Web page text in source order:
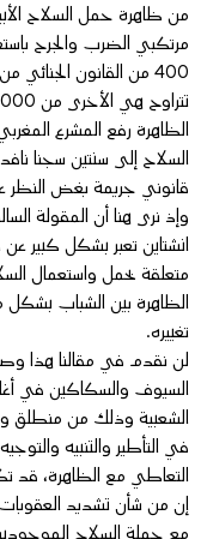
من ظاهرة حمل السلاح
مرتكبي الضرب والجرح
400 من القانون
الظاهرة رفع المشرع
السلاح إلى سنتين سجنا
قانوني جريمة بغض النظر
وإذ نرى هنا أن المقولة
انشتاين تعبر بشكل كبير
متعلقة بحمل واستعمال
الظاهرة بين الشباب
تغييره.
لن نقدم في مقالنا هذا
السيوف والسكاكين في
الشعبية وذلك من منطلق
في التأطير والتنبيه
التعاطي مع الظاهرة، قد
إن من شأن تشديد
مع حملة السلاح